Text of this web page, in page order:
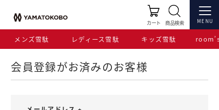
カート 商品検索
メンズ雪駄 レディース雪駄 キッズ雪駄
MENU
HOME ログイン
会員登録がお済みのお客様